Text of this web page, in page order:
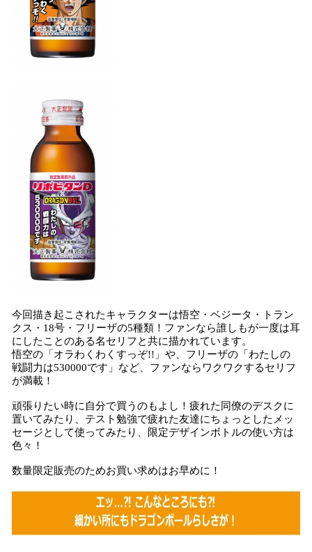
今回描き起こされたキャラクターは悟空・ベジータ・トラン
クス・18号・フリーザの5種類！ファンなら誰しもが一度は耳
にしたことのある名セリフと共に描かれています。
悟空の「オラわくわくすっぞ!!」や、フリーザの「わたしの
戦闘力は530000です」など、ファンならワクワクするセリフ
が満載！
頑張りたい時に自分で買うのもよし！疲れた同僚のデスクに
置いてみたり、テスト勉強で疲れた友達にちょっとしたメッ
セージとして使ってみたり、限定デザインボトルの使い方は
色々！
数量限定販売のためお買い求めはお早めに！